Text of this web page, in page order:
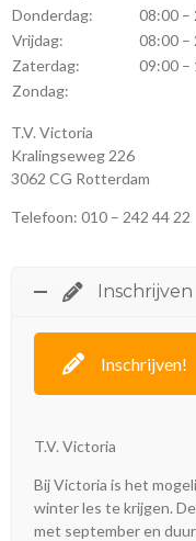
Donderdag:
08:00 –
Vrijdag:
08:00 –
Zaterdag:
09:00 –
Zondag:
T.V. Victoria
Kralingseweg 226
3062 CG Rotterdam
Telefoon: 010 – 242 44 22
Inschrijven
Inschrijven!
T.V. Victoria
Bij Victoria is het
winter les te krijgen.
met september en